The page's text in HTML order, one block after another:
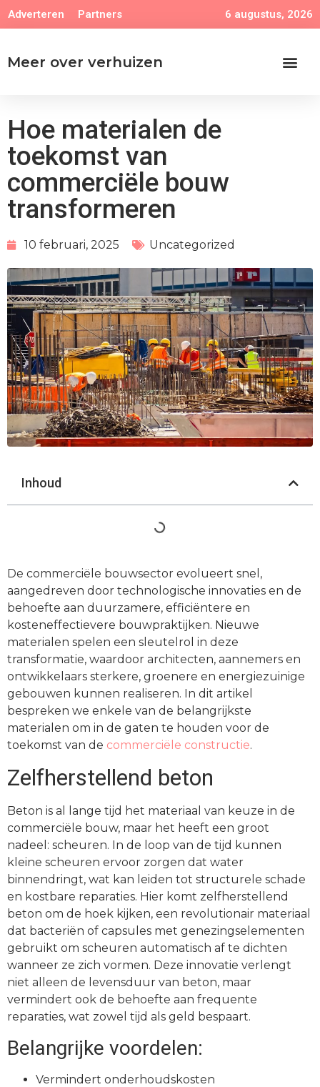
Adverteren Partners 6 augustus, 2026
Meer over verhuizen
Hoe materialen de
toekomst van
commerciële bouw
transformeren
10 februari, 2025 Uncategorized
Inhoud
De commerciële bouwsector evolueert snel,
aangedreven door technologische innovaties en de
behoefte aan duurzamere, efficiëntere en
kosteneffectievere bouwpraktijken. Nieuwe
materialen spelen een sleutelrol in deze
transformatie, waardoor architecten, aannemers en
ontwikkelaars sterkere, groenere en energiezuinige
gebouwen kunnen realiseren. In dit artikel
bespreken we enkele van de belangrijkste
materialen om in de gaten te houden voor de
toekomst van de commerciële constructie.
Zelfherstellend beton
Beton is al lange tijd het materiaal van keuze in de
commerciële bouw, maar het heeft een groot
nadeel: scheuren. In de loop van de tijd kunnen
kleine scheuren ervoor zorgen dat water
binnendringt, wat kan leiden tot structurele schade
en kostbare reparaties. Hier komt zelfherstellend
beton om de hoek kijken, een revolutionair materiaal
dat bacteriën of capsules met genezingselementen
gebruikt om scheuren automatisch af te dichten
wanneer ze zich vormen. Deze innovatie verlengt
niet alleen de levensduur van beton, maar
vermindert ook de behoefte aan frequente
reparaties, wat zowel tijd als geld bespaart.
Belangrijke voordelen:
Vermindert onderhoudskosten